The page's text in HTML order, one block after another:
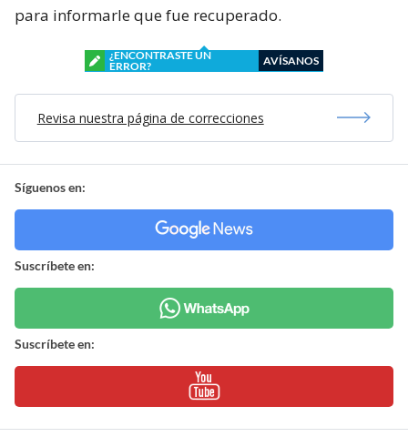
para informarle que fue recuperado.
¿ENCONTRASTE UN
ERROR?
AVÍSANOS
Revisa nuestra página de correcciones
Síguenos en:
Suscríbete en:
Suscríbete en: